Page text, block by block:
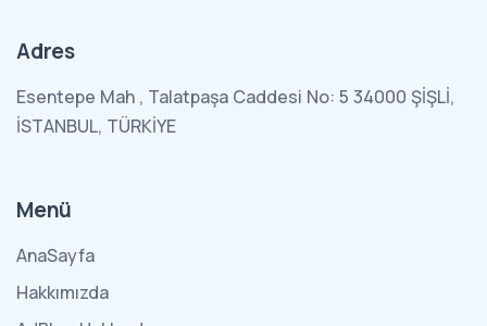
Adres
Esentepe Mah , Talatpaşa Caddesi No: 5 34000 ŞİŞLİ,
İSTANBUL, TÜRKİYE
Menü
AnaSayfa
Hakkımızda